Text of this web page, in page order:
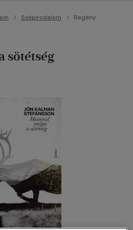
Szépirodalom Regény
sötétség